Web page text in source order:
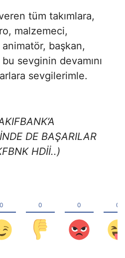
tüm takımlara,
malzemeci,
başkan,
sevginin devamını
sevgilerimle.
DE BAŞARILAR
HDİİ..)